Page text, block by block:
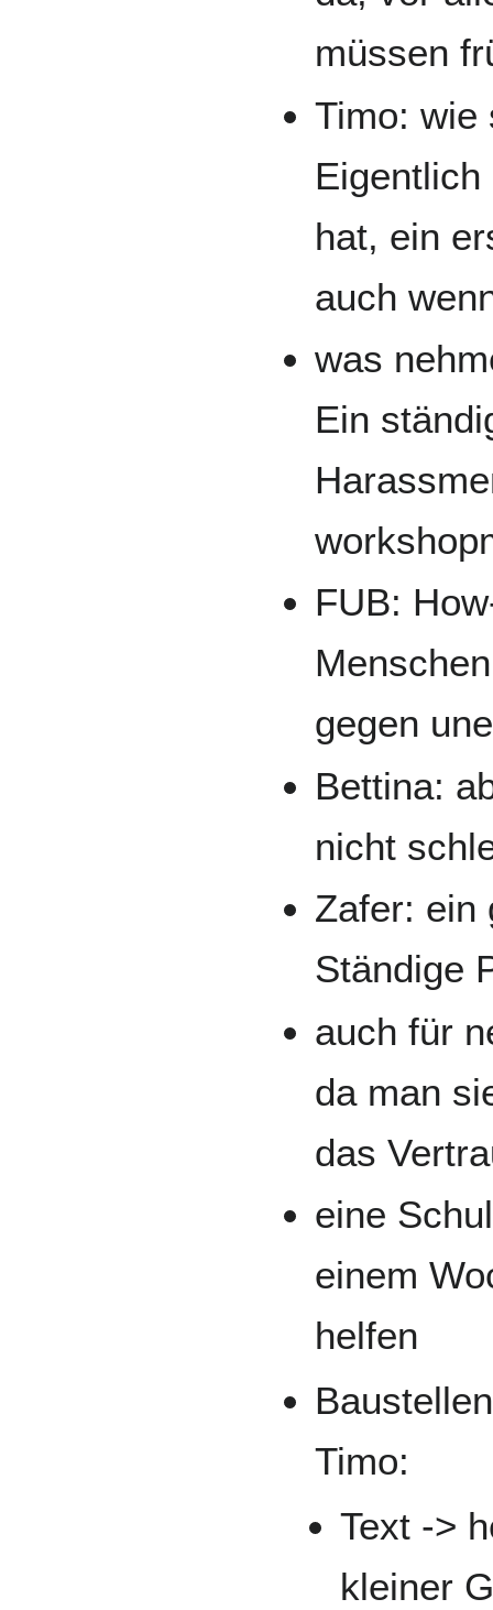
müssen
Timo: wie
hat, ein
auch
was
Ein
FUB:
gegen
Bettina:
nicht
Zafer: ein
Ständige
auch für
da man
das
eine
einem
helfen
Timo:
Text ->
kleiner